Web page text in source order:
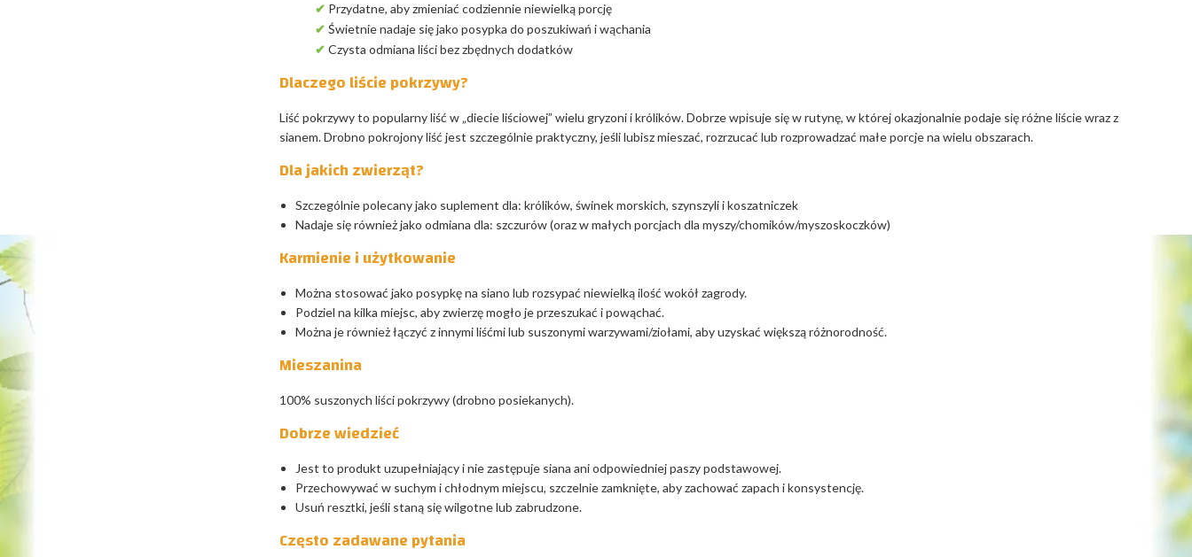
✔ Przydatne, aby zmieniać codziennie niewielką porcję
✔ Świetnie nadaje się jako posypka do poszukiwań i wąchania
✔ Czysta odmiana liści bez zbędnych dodatków
Dlaczego liście pokrzywy?
Liść pokrzywy to popularny liść w „diecie liściowej” wielu gryzoni i królików. Dobrze wpisuje się w rutynę, w której okazjonalnie podaje się różne liście wraz z
sianem. Drobno pokrojony liść jest szczególnie praktyczny, jeśli lubisz mieszać, rozrzucać lub rozprowadzać małe porcje na wielu obszarach.
Dla jakich zwierząt?
Szczególnie polecany jako suplement dla: królików, świnek morskich, szynszyli i koszatniczek
Nadaje się również jako odmiana dla: szczurów (oraz w małych porcjach dla myszy/chomików/myszoskoczków)
Karmienie i użytkowanie
Można stosować jako posypkę na siano lub rozsypać niewielką ilość wokół zagrody.
Podziel na kilka miejsc, aby zwierzę mogło je przeszukać i powąchać.
Można je również łączyć z innymi liśćmi lub suszonymi warzywami/ziołami, aby uzyskać większą różnorodność.
Mieszanina
100% suszonych liści pokrzywy (drobno posiekanych).
Dobrze wiedzieć
Jest to produkt uzupełniający i nie zastępuje siana ani odpowiedniej paszy podstawowej.
Przechowywać w suchym i chłodnym miejscu, szczelnie zamknięte, aby zachować zapach i konsystencję.
Usuń resztki, jeśli staną się wilgotne lub zabrudzone.
Często zadawane pytania